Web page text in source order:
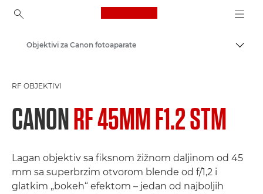
Canon Logo, back to
Objektivi za Canon fotoaparate
RF OBJEKTIVI
CANONRF 45MM F1.2 STM
Lagan objektiv sa fiksnom žižnom daljinom od 45
mm sa superbrzim otvorom blende od f/1,2 i
glatkim „bokeh“ efektom – jedan od najboljih